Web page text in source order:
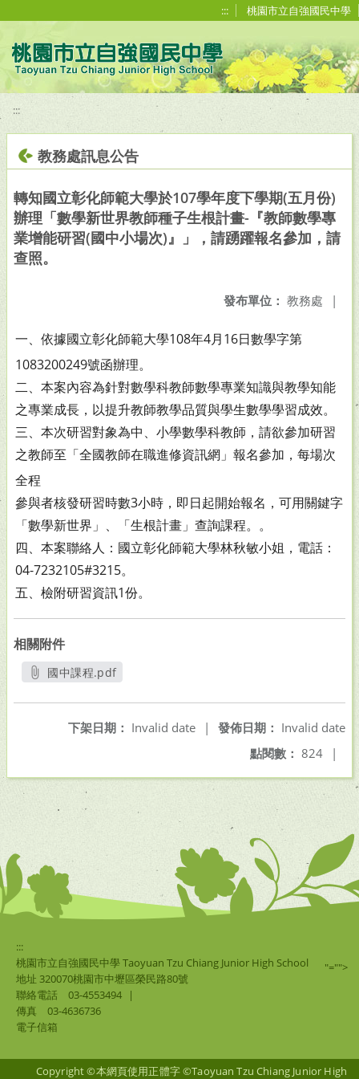
::: 桃園市立自強國民中學
:::
教務處訊息公告
轉知國立彰化師範大學於107學年度下學期(五月份)
辦理「數學新世界教師種子生根計畫-『教師數學專
業增能研習(國中小場次)』」，請踴躍報名參加，請
查照。
發布單位： 教務處 |
一、依據國立彰化師範大學108年4月16日數學字第
1083200249號函辦理。
二、本案內容為針對數學科教師數學專業知識與教學知能
之專業成長，以提升教師教學品質與學生數學學習成效。
三、本次研習對象為中、小學數學科教師，請欲參加研習
之教師至「全國教師在職進修資訊網」報名參加，每場次
全程
參與者核發研習時數3小時，即日起開始報名，可用關鍵字
「數學新世界」、「生根計畫」查詢課程。。
四、本案聯絡人：國立彰化師範大學林秋敏小姐，電話：
04-7232105#3215。
五、檢附研習資訊1份。
相關附件
國中課程.pdf
發佈日期： Invalid date
下架日期： Invalid date
|
點閱數： 824 |
:::
桃園市立自強國民中學 Taoyuan Tzu Chiang Junior High School
地址 320070桃園市中壢區榮民路80號
聯絡電話
03-4553494
|
傳真
03-4636736
電子信箱
"="">
Copyright ©本網頁使用正體字 ©Taoyuan Tzu Chiang Junior High